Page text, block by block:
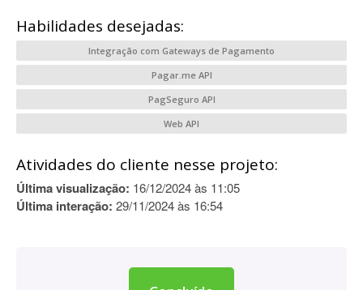
Habilidades desejadas:
Integração com Gateways de Pagamento
Pagar.me API
PagSeguro API
Web API
Atividades do cliente nesse projeto:
Última visualização: 16/12/2024 às 11:05
Última interação: 29/11/2024 às 16:54